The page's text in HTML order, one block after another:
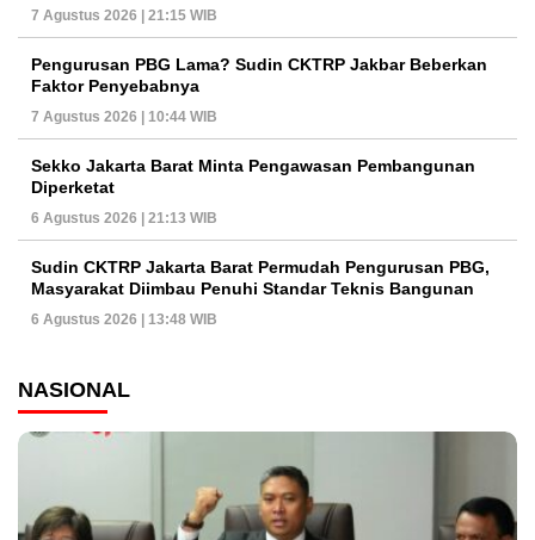
7 Agustus 2026 | 21:15 WIB
Pengurusan PBG Lama? Sudin CKTRP Jakbar Beberkan
Faktor Penyebabnya
7 Agustus 2026 | 10:44 WIB
Sekko Jakarta Barat Minta Pengawasan Pembangunan
Diperketat
6 Agustus 2026 | 21:13 WIB
Sudin CKTRP Jakarta Barat Permudah Pengurusan PBG,
Masyarakat Diimbau Penuhi Standar Teknis Bangunan
6 Agustus 2026 | 13:48 WIB
NASIONAL